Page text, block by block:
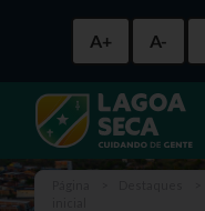
A+ A-